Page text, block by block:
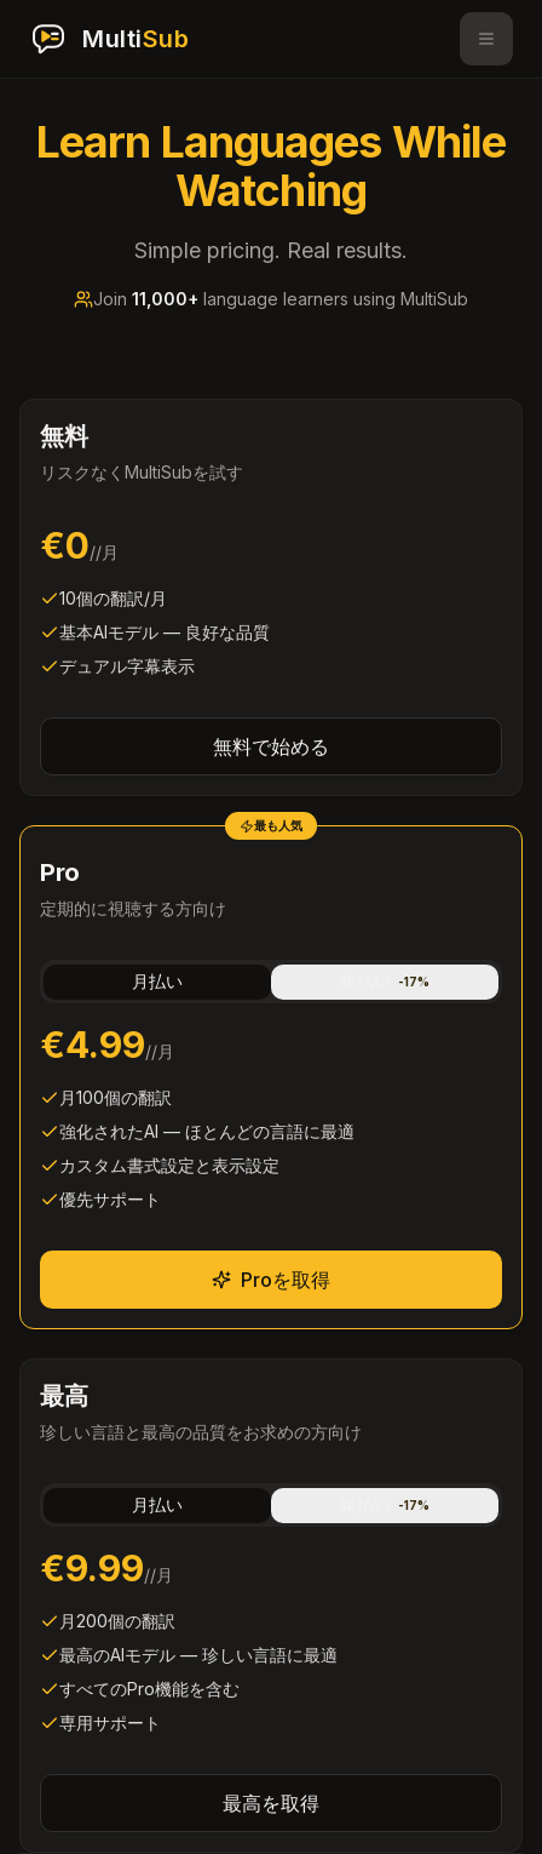
MultiSub
Learn Languages While
Watching
Simple pricing. Real results.
Join 11,000+ language learners using MultiSub
無料
リスクなくMultiSubを試す
€0//月
10個の翻訳/月
基本AIモデル — 良好な品質
デュアル字幕表示
無料で始める
最も人気
Pro
定期的に視聴する方向け
月払い -17%
€4.99//月
月100個の翻訳
強化されたAI — ほとんどの言語に最適
カスタム書式設定と表示設定
優先サポート
Proを取得
最高
珍しい言語と最高の品質をお求めの方向け
月払い -17%
€9.99//月
月200個の翻訳
最高のAIモデル — 珍しい言語に最適
すべてのPro機能を含む
専用サポート
最高を取得